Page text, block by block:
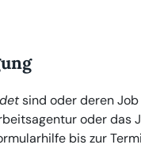
sind oder deren
oder das
bis zur